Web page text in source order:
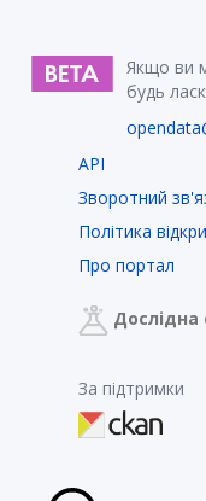
Якщо ви
будь
API
Зворотний
Політика
Про портал
Дослідна
За підтримки